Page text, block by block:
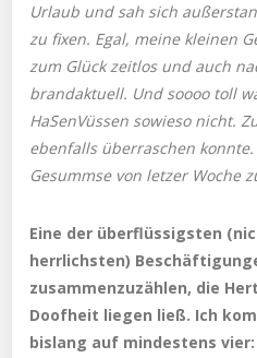
Urlaub und sah sich
zu fixen. Egal, meine kleinen
zum Glück zeitlos und auch
brandaktuell. Und soooo toll
HaSenVüssen sowieso nicht.
ebenfalls überraschen
Gesummse von letzer Woche
Eine der überflüssigsten
herrlichsten)
zusammenzuzählen, die
Doofheit liegen ließ. Ich
bislang auf mindestens